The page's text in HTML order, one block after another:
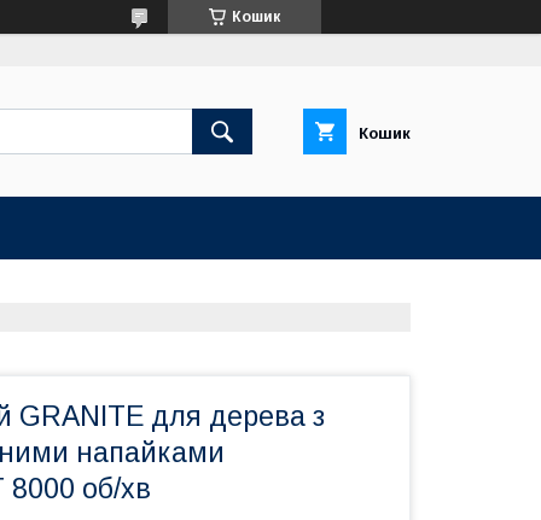
Кошик
Кошик
GRANITE для дерева з
напайками
8000 об/хв